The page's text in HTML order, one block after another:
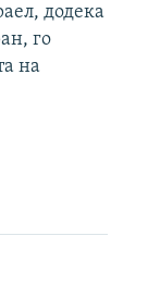
додека
го
на